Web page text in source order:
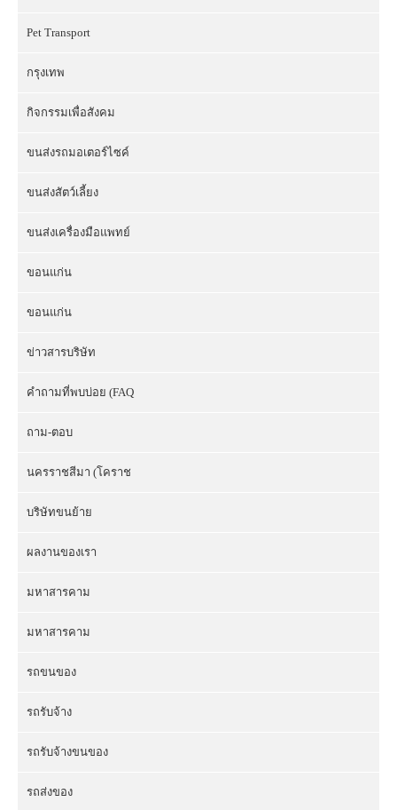
Pet Transport
กรุงเทพ
กิจกรรมเพื่อสังคม
ขนส่งรถมอเตอร์ไซค์
ขนส่งสัตว์เลี้ยง
ขนส่งเครื่องมือแพทย์
ขอนแก่น
ขอนแก่น
ข่าวสารบริษัท
คำถามที่พบบ่อย (FAQ
ถาม-ตอบ
นครราชสีมา (โคราช
บริษัทขนย้าย
ผลงานของเรา
มหาสารคาม
มหาสารคาม
รถขนของ
รถรับจ้าง
รถรับจ้างขนของ
รถส่งของ